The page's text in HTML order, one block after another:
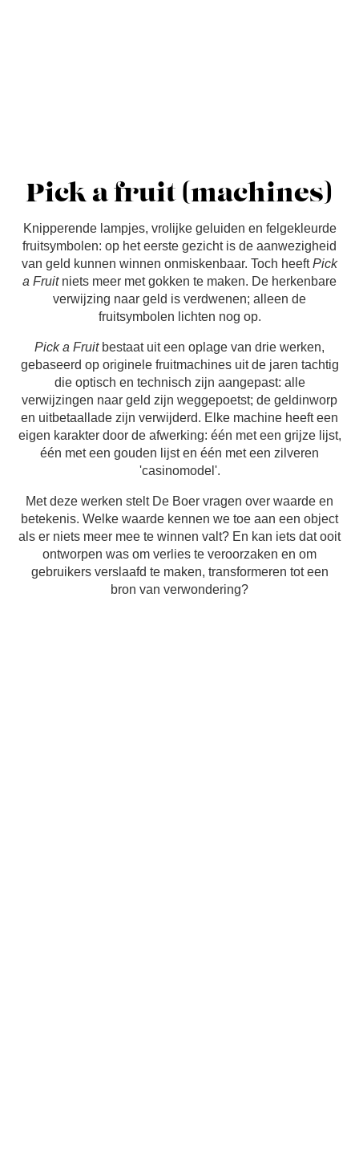
Pick a fruit (machines)
Knipperende lampjes, vrolijke geluiden en felgekleurde
fruitsymbolen: op het eerste gezicht is de aanwezigheid
van geld kunnen winnen onmiskenbaar. Toch heeftPick
a Fruit niets meer met gokken te maken. De herkenbare
verwijzing naar geld is verdwenen; alleen de
fruitsymbolen lichten nog op.
Pick a Fruitbestaat uit een oplage van drie werken,
gebaseerd op originele fruitmachines uit de jaren tachtig
die optisch en technisch zijn aangepast: alle
verwijzingen naar geld zijn weggepoetst; de geldinworp
en uitbetaallade zijn verwijderd. Elke machine heeft een
eigen karakter door de afwerking: één met een grijze lijst,
één met een gouden lijst en één met een zilveren
'casinomodel'.
Met deze werken stelt De Boer vragen over waarde en
betekenis. Welke waarde kennen we toe aan een object
als er niets meer mee te winnen valt? En kan iets dat ooit
ontworpen was om verlies te veroorzaken en om
gebruikers verslaafd te maken, transformeren tot een
bron van verwondering?